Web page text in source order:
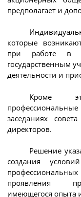
предполагает и
которые
при работе в
государственным
деятельности и
Кроме
заседаниях
директоров.
Решение
создания
проявления
имеющегося опыта